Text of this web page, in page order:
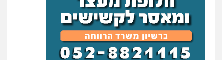
0547780927
עו"ד אסף גונן
פלילי פשע חמור תעבורה צבא
וחקירות